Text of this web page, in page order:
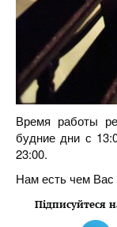
Время работы
будние дни с
23:00.
Нам есть чем Вас
Підписуйтеся